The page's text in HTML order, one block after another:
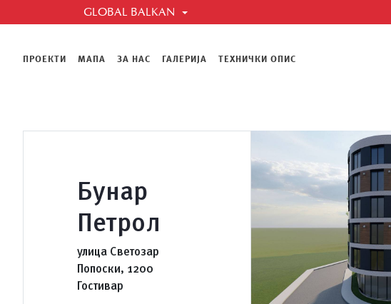
GLOBAL BALKAN
однос. Распространето низ неколку сектори, Глобал Балкан ви
GLOBAL BALKAN
ПРОЕКТИ МАПА ЗА НАС ГАЛЕРИЈА ТЕХНИЧКИ ОПИС
Бунар
Петрол
улица Светозар
Попоски, 1200
Гостивар